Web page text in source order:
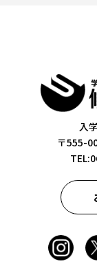
入
〒555-